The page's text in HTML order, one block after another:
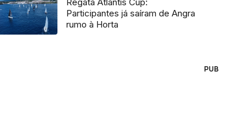
Regata Atlantis Cup:
Participantes já saíram de Angra
rumo à Horta
PUB